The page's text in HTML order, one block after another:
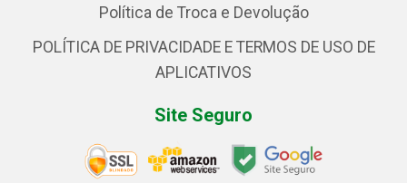
Política de Troca e Devolução
POLÍTICA DE PRIVACIDADE E TERMOS DE USO DE
APLICATIVOS
Site Seguro